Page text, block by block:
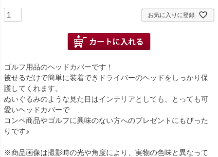
お気に入りに登録
ゴルフ用品のヘッドカバーです！
被せるだけで簡単に装着できドライバーのヘッドをしっかり保
護してくれます。
ぬいぐるみのような見た目はインテリアとしても、とっても可
愛いヘッドカバーで
コンペ商品やゴルフに興味のない方へのプレゼントにもぴった
りです♪
※商品画像は撮影時の光や角度により、実物の色味と異なって